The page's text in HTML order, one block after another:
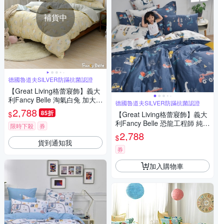
補貨中
德國魯道夫SILVER防蹣抗菌認證
【Great Living格蕾寢飾】義大
利Fancy Belle 淘氣白兔 加大純
棉四件式防蹣抗菌吸濕排汗兩
用被床包組
$2,788 85折
限時下殺 券
貨到通知我
德國魯道夫SILVER防蹣抗菌認證
【Great Living格蕾寢飾】義大
利Fancy Belle 恐龍工程師 純棉
加大四件式防蹣抗菌吸濕排汗
兩用被床包組
$2,788
券
加入購物車